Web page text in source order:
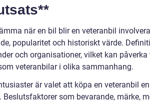
när en bil blir en veteranbil
popularitet och historiskt värde.
och organisationer, vilket kan
veteranbilar i olika sammanhang.
är valet att köpa en veteranbil
Beslutsfaktorer som bevarande, märke,